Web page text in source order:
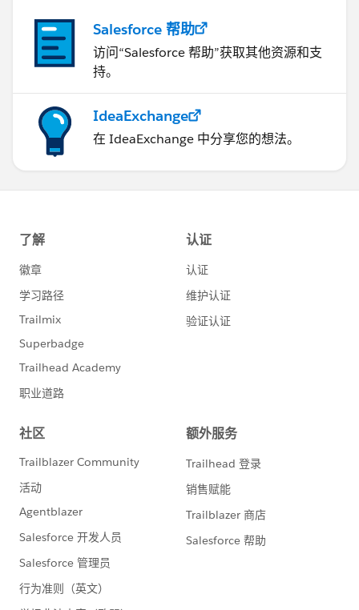
・MFA（多要素）認証あり…タイムアウト後毎回
・抽出ファイル・サブスクリプションの設定…ユーザー
自身で指定が可能
・サイト容量…100GB（他設定できるかもしれません）
Salesforce 帮助
访问“Salesforce 帮助”获取其他资源和支
持。
IdeaExchange
在 IdeaExchange 中分享您的想法。